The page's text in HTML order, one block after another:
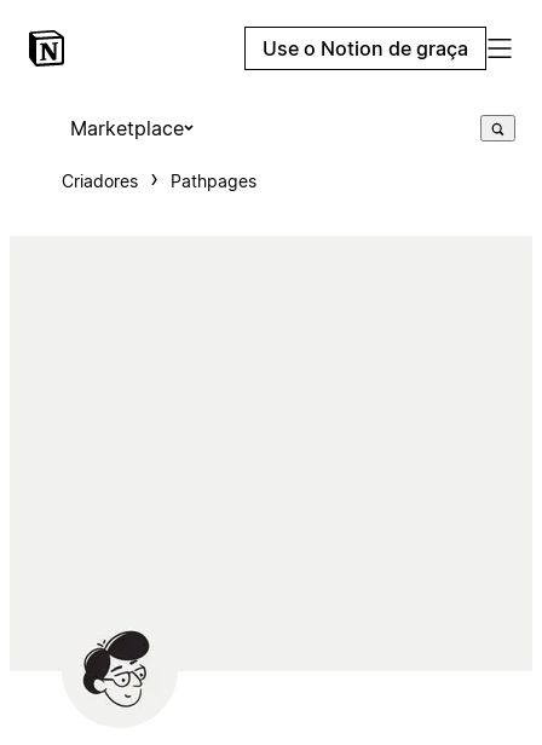
Use o Notion de graça
Marketplace
Criadores Pathpages